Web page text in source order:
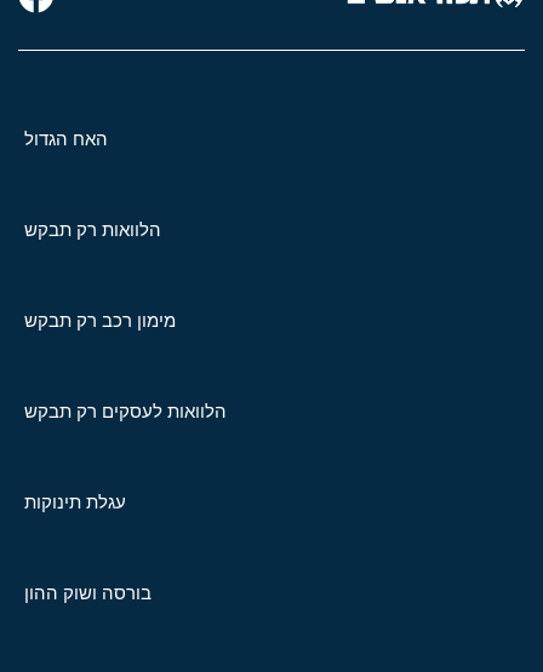
האח הגדול
הלוואות רק תבקש
מימון רכב רק תבקש
הלוואות לעסקים רק תבקש
עגלת תינוקות
בורסה ושוק ההון